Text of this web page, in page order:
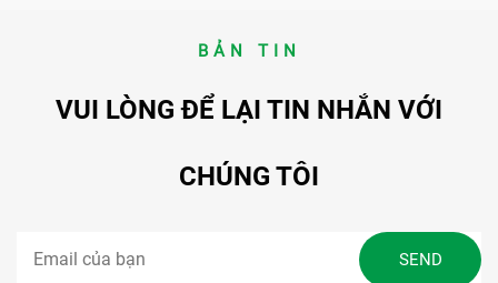
BẢN TIN
VUI LÒNG ĐỂ LẠI TIN NHẮN VỚI
CHÚNG TÔI